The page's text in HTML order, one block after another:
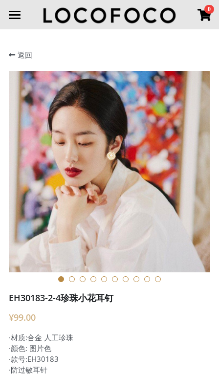
0
首页
首饰分类
全部
耳环
项链
胸针
手链
戒指
头饰
线下空间
联系我们
登录
搜索
微信小程序
返回
EH30183-2-4珍珠小花耳钉
¥99.00
·材质:合金 人工珍珠
·颜色: 图片色
·款号:EH30183
·防过敏耳针
×
商品分类
新品上市
耳环